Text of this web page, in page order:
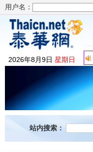
用户名：
2026年8月9日 星期日
站内搜索：